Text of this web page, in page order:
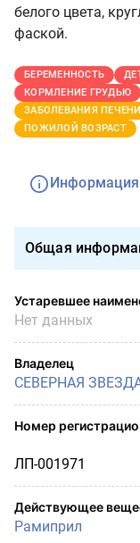
белого цвета,
фаской.
БЕРЕМЕННОСТЬ
КОРМЛЕНИЕ ГРУДЬЮ
ЗАБОЛЕВАНИЯ ПЕЧЕНИ
ПОЖИЛОЙ ВОЗРАСТ
Информация
Общая
Устаревшее
Нет данных
Владелец
СЕВЕРНАЯ
Номер
ЛП-001971
Действующее
Рамиприл